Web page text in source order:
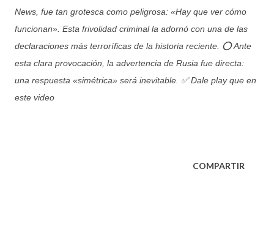
News, fue tan grotesca como peligrosa: «Hay que ver cómo
funcionan». Esta frivolidad criminal la adornó con una de las
declaraciones más terroríficas de la historia reciente. ⭕ Ante
esta clara provocación, la advertencia de Rusia fue directa:
una respuesta «simétrica» será inevitable. ✅ Dale play que en
este video
COMPARTIR